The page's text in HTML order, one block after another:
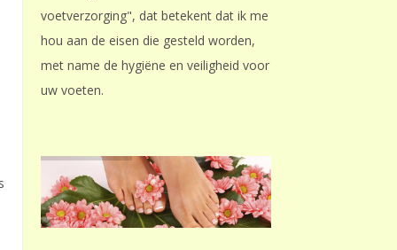
voetverzorging", dat betekent dat ik me
hou aan de eisen die gesteld worden,
met name de hygiëne en veiligheid voor
uw voeten.